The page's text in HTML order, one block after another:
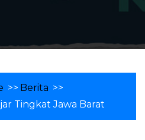
>> Berita >>
Tingkat Jawa Barat